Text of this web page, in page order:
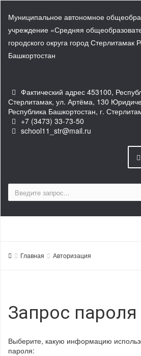
Муниципальное автономное
учреждение «Средняя
городского округа город Стерлитамак
Башкортостан
Фактический адрес 453100,
Стерлитамак, ул. Артёма, 130
Республика Башкортостан, г.
+7 (3473) 33-73-50
school11_str@mail.ru
Главная Авторизация
Запрос пароля
Выберите, какую информацию
пароля: